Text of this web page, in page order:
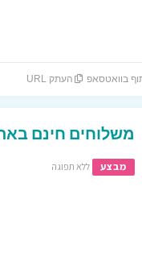
בוואטסאפ העתק URL
משלוחים חינם
מבצע ללא תפוגה